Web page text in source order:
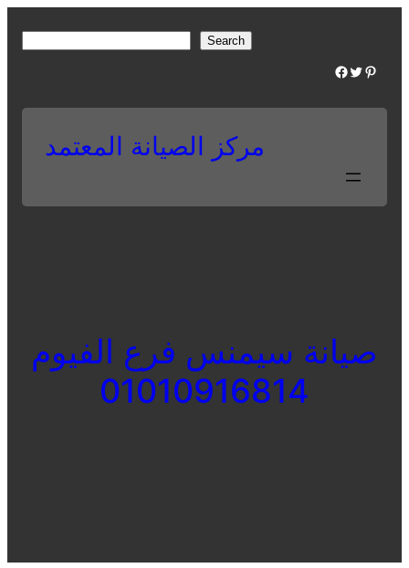
r
Search
Facebook Twitter Pinterest
مركز الصيانة المعتمد
صيانة سيمنس فرع الفيوم
01010916814